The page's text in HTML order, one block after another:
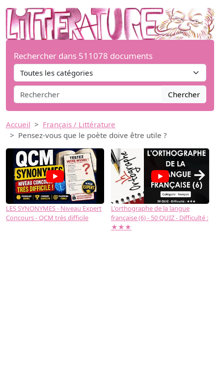
Rechercher dans 511078 documents
Chercher
Accueil
Français / Littérature
Pensez-vous que le poète doive être utile ?
LES SYNONYMES - Niveau Expert
Concours - QCM très difficile
L'orthographe de la langue
française (6) - 50 QUIZ - Difficulté :
★★★
→